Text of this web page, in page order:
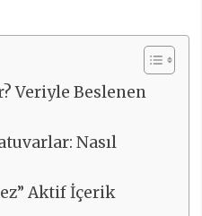
Veriyle Beslenen
Nasıl
Aktif İçerik